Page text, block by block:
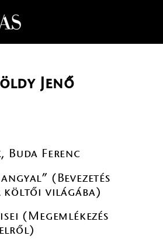
Jenő
Buda Ferenc
(Bevezetés
költői világába)
(Megemlékezés